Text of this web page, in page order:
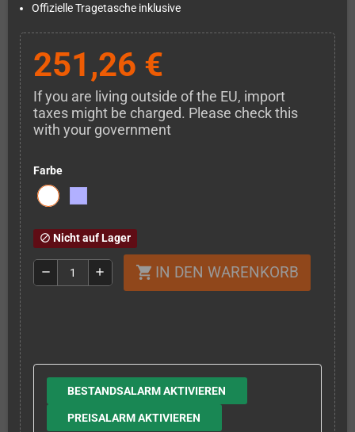
Offizielle Tragetasche inklusive
251,26 €
If you are living outside of the EU, import
taxes might be charged. Please check this
with your government
Farbe
block Nicht auf Lager
remove add shopping_cart IN DEN WARENKORB
BESTANDSALARM AKTIVIEREN
PREISALARM AKTIVIEREN